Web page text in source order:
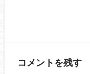
コメントを残す